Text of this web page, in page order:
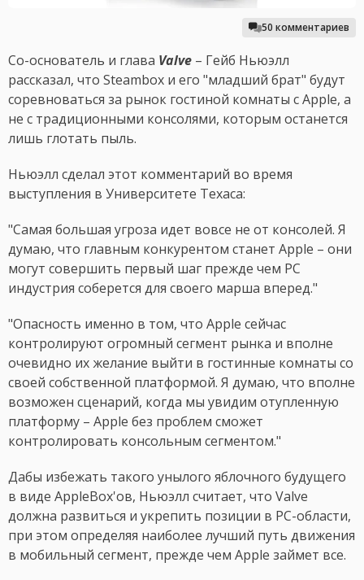
50 комментариев
Со-основатель и глава Valve – Гейб Ньюэлл
рассказал, что Steambox и его "младший брат" будут
соревноваться за рынок гостиной комнаты с Apple, а
не с традиционными консолями, которым останется
лишь глотать пыль.
Ньюэлл сделал этот комментарий во время
выступления в Университете Техаса:
"Самая большая угроза идет вовсе не от консолей. Я
думаю, что главным конкурентом станет Apple – они
могут совершить первый шаг прежде чем PC
индустрия соберется для своего марша вперед."
"Опасность именно в том, что Apple сейчас
контролируют огромный сегмент рынка и вполне
очевидно их желание выйти в гостинные комнаты со
своей собственной платформой. Я думаю, что вполне
возможен сценарий, когда мы увидим отупленную
платформу – Apple без проблем сможет
контролировать консольным сегментом."
Дабы избежать такого унылого яблочного будущего
в виде AppleBox'ов, Ньюэлл считает, что Valve
должна развиться и укрепить позиции в PC-области,
при этом определяя наиболее лучший путь движения
в мобильный сегмент, прежде чем Apple займет все.